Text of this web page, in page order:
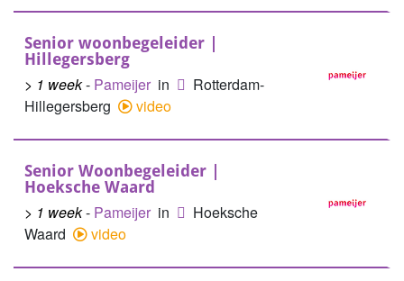
Senior woonbegeleider |
Hillegersberg
> 1 week- Pameijer in
Rotterdam-
Hillegersberg
video
Senior Woonbegeleider |
Hoeksche Waard
> 1 week- Pameijer in
Hoeksche
Waard
video